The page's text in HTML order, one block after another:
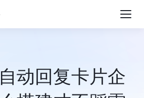
动回复卡片企